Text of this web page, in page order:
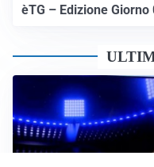
èTG – Edizione